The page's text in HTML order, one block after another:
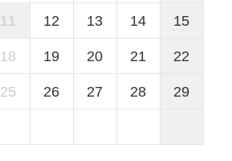
11 12 13 14 15
18 19 20 21 22
25 26 27 28 29